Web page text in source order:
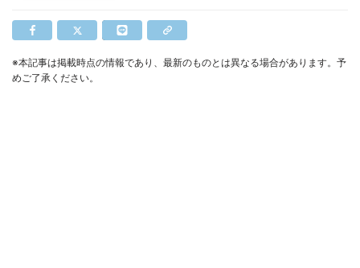
※本記事は掲載時点の情報であり、最新のものとは異なる場合があります。予
めご了承ください。